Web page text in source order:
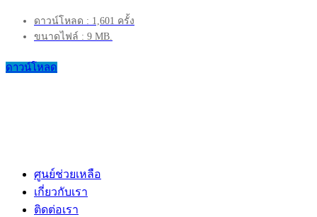
ดาวน์โหลด : 1,601 ครั้ง
ขนาดไฟล์ : 9 MB.
ดาวน์โหลด
ศูนย์ช่วยเหลือ
เกี่ยวกับเรา
ติดต่อเรา